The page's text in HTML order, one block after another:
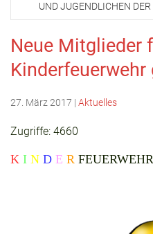
ND JUGENDLICHEN DER
Neue Mitglieder
Kinderfeuerwehr
27. März 2017 | Aktuelles
Zugriffe: 4660
K I N D E R